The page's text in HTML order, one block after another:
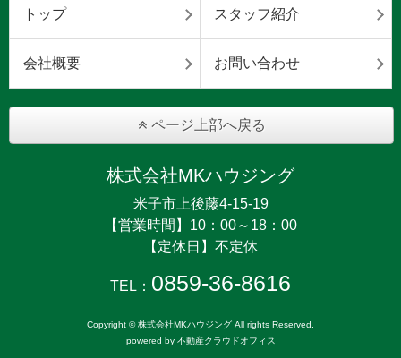
トップ スタッフ紹介
会社概要 お問い合わせ
ページ上部へ戻る
株式会社MKハウジング
米子市上後藤4-15-19
【営業時間】10：00～18：00
【定休日】不定休
TEL： 0859-36-8616
Copyright © 株式会社MKハウジング All rights Reserved.
powered by 不動産クラウドオフィス